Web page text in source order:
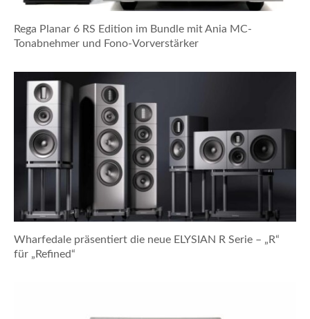
Rega Planar 6 RS Edition im Bundle mit Ania MC-
Tonabnehmer und Fono-Vorverstärker
Wharfedale präsentiert die neue ELYSIAN R Serie – „R“
für „Refined“